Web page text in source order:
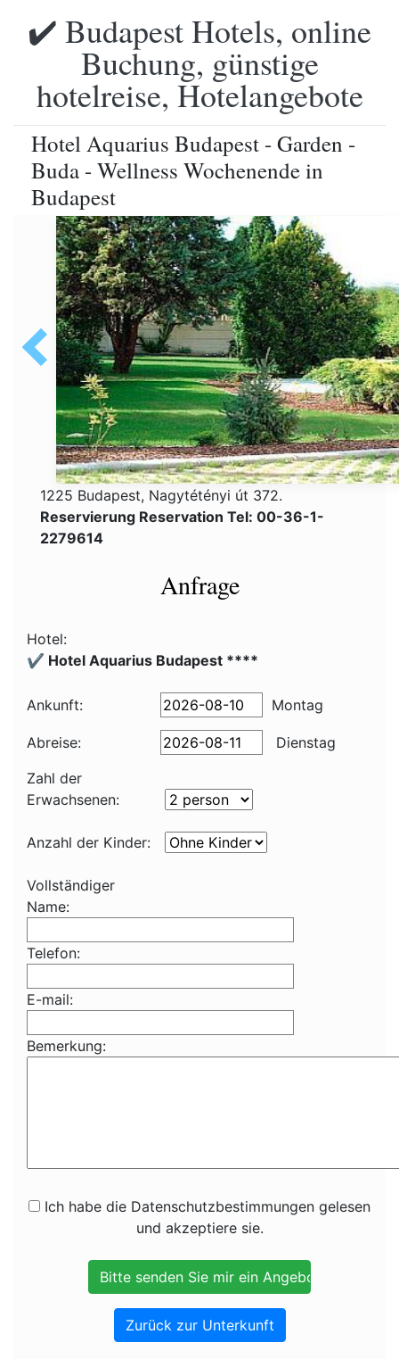
✔️ Budapest Hotels, online
Buchung, günstige
hotelreise, Hotelangebote
Hotel Aquarius Budapest - Garden -
Buda - Wellness Wochenende in
Budapest
1225 Budapest, Nagytétényi út 372.
Reservierung Reservation Tel: 00-36-1-
2279614
Anfrage
Hotel:
✔️ Hotel Aquarius Budapest ****
Ankunft: Montag
Abreise:
Dienstag
Zahl der
Erwachsenen:
Anzahl der Kinder:
Vollständiger
Name:
Telefon:
E-mail:
Bemerkung:
Ich habe die Datenschutzbestimmungen gelesen
und akzeptiere sie.
Zurück zur Unterkunft